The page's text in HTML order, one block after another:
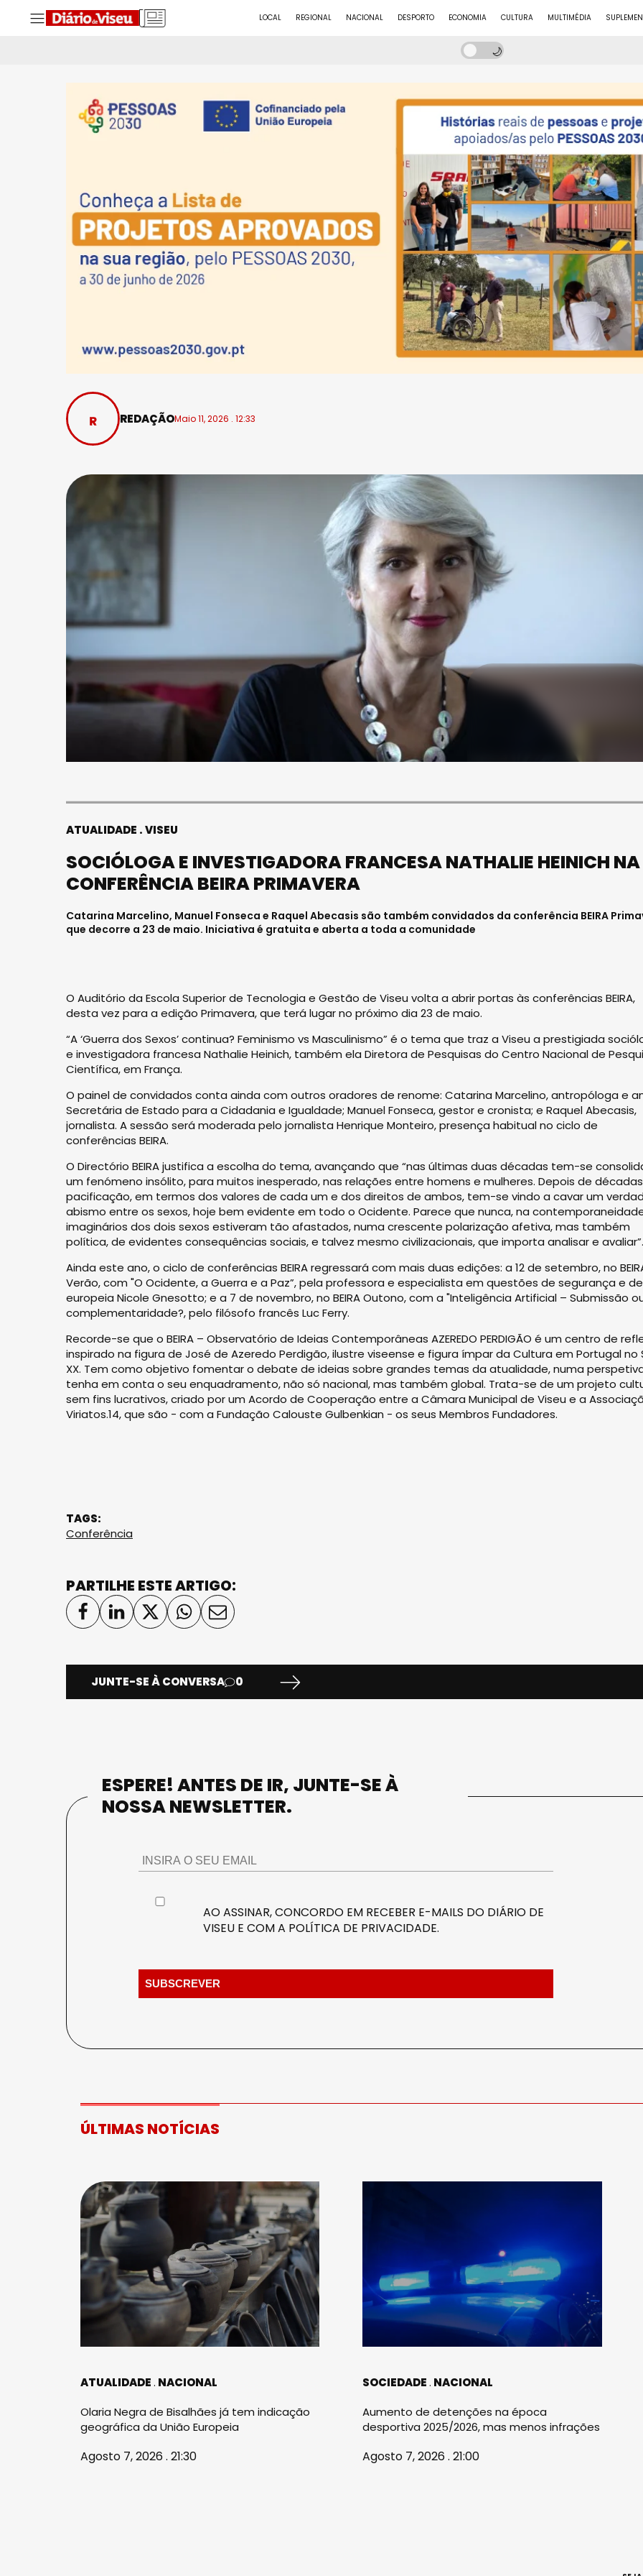
LOCAL REGIONAL NACIONAL DESPORTO ECONOMIA CULTURA MULTIMÉDIA
REDAÇÃOMaio 11, 2026 . 12:33
ATUALIDADE VISEU
SOCIÓLOGA E INVESTIGADORA FRANCESA NATHALIE HEINICH NA
CONFERÊNCIA BEIRA PRIMAVERA
Catarina Marcelino, Manuel Fonseca e Raquel Abecasis são também convidados da conferência BEIRA
que decorre a 23 de maio. Iniciativa é gratuita e aberta a toda a comunidade
O Auditório da Escola Superior de Tecnologia e Gestão de Viseu volta a abrir portas às conferências BEIRA,
desta vez para a edição Primavera, que terá lugar no próximo dia 23 de maio.
“A ‘Guerra dos Sexos’ continua? Feminismo vs Masculinismo” é o tema que traz a Viseu a prestigiada
e investigadora francesa Nathalie Heinich, também ela Diretora de Pesquisas do Centro Nacional de
Científica, em França.
O painel de convidados conta ainda com outros oradores de renome: Catarina Marcelino, antropóloga e
Secretária de Estado para a Cidadania e Igualdade; Manuel Fonseca, gestor e cronista; e Raquel Abecasis,
jornalista. A sessão será moderada pelo jornalista Henrique Monteiro, presença habitual no ciclo de
conferências BEIRA.
O Directório BEIRA justifica a escolha do tema, avançando que “nas últimas duas décadas tem-se
um fenómeno insólito, para muitos inesperado, nas relações entre homens e mulheres. Depois de
pacificação, em termos dos valores de cada um e dos direitos de ambos, tem-se vindo a cavar um
abismo entre os sexos, hoje bem evidente em todo o Ocidente. Parece que nunca, na
imaginários dos dois sexos estiveram tão afastados, numa crescente polarização afetiva, mas também
política, de evidentes consequências sociais, e talvez mesmo civilizacionais, que importa analisar e avaliar”.
Ainda este ano, o ciclo de conferências BEIRA regressará com mais duas edições: a 12 de setembro, no
Verão, com "O Ocidente, a Guerra e a Paz”, pela professora e especialista em questões de segurança e
europeia Nicole Gnesotto; e a 7 de novembro, no BEIRA Outono, com a "Inteligência Artificial – Submissão
complementaridade?, pelo filósofo francês Luc Ferry.
Recorde-se que o BEIRA – Observatório de Ideias Contemporâneas AZEREDO PERDIGÃO é um centro de
inspirado na figura de José de Azeredo Perdigão, ilustre viseense e figura ímpar da Cultura em Portugal no
XX. Tem como objetivo fomentar o debate de ideias sobre grandes temas da atualidade, numa
tenha em conta o seu enquadramento, não só nacional, mas também global. Trata-se de um projeto
sem fins lucrativos, criado por um Acordo de Cooperação entre a Câmara Municipal de Viseu e a
Viriatos.14, que são - com a Fundação Calouste Gulbenkian - os seus Membros Fundadores.
TAGS:
Conferência
PARTILHE ESTE ARTIGO:
JUNTE-SE À CONVERSA 0
ESPERE! ANTES DE IR, JUNTE-SE À
NOSSA NEWSLETTER.
AO ASSINAR, CONCORDO EM RECEBER E-MAILS DO DIÁRIO DE
VISEU E COM A POLÍTICA DE PRIVACIDADE.
FALECEU PAULA ALMEIDA,
JOVEM ENFERMEIRA NO
HOSPITAL DE VISEU
ÚLTIMAS NOTÍCIAS
ATUALIDADE NACIONAL
Olaria Negra de Bisalhães já tem indicação
geográfica da União Europeia
Agosto 7, 2026 . 21:30
SOCIEDADE NACIONAL
Aumento de detenções na época
desportiva 2025/2026, mas menos infrações
Agosto 7, 2026 . 21:00